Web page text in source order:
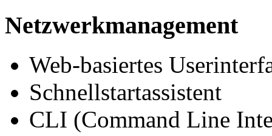
Netzwerkmanagement
Web-basiertes
Schnellstartassistent
CLI (Command Line